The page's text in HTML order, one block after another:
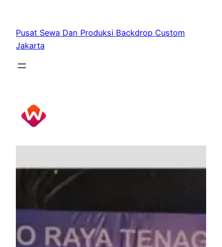
content
Pusat Sewa Dan Produksi Backdrop Custom
Jakarta